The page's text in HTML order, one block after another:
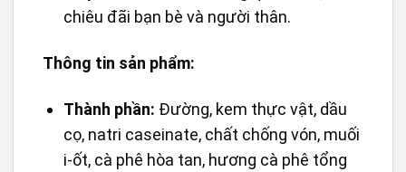
năng lượng.
giúp bạn thư giãn và tập trung hơn trong
công việc.
Tiếp khách:Món đồ uống quen thuộc để
chiêu đãi bạn bè và người thân.